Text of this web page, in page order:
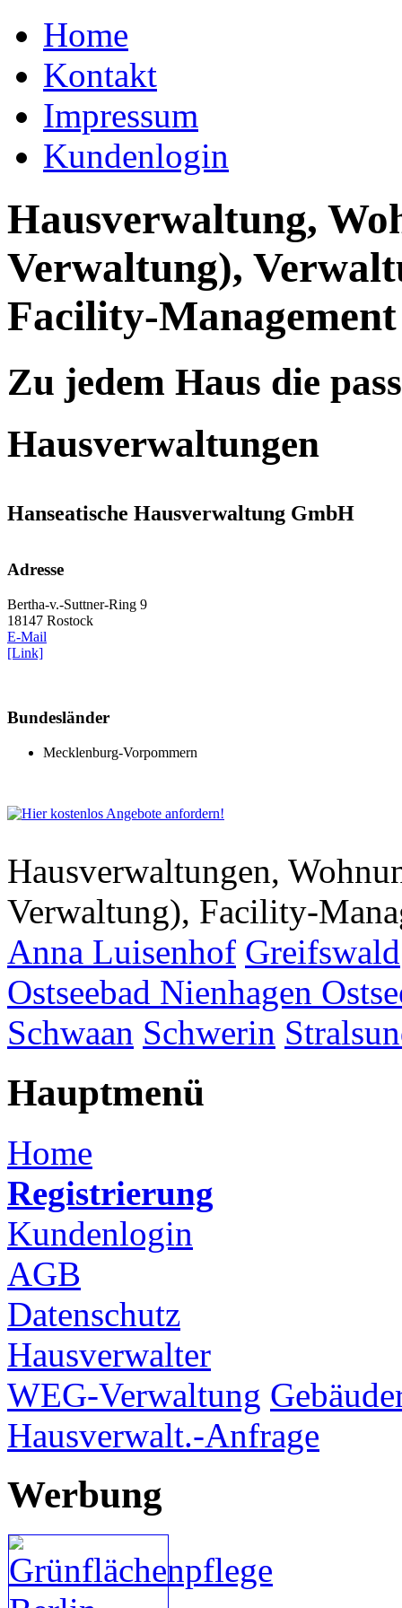
Home
Kontakt
Impressum
Kundenlogin
Hausverwaltung,
Verwaltung),
Facility-Management
Zu jedem Haus die
Hausverwaltungen
Hanseatische Hausverwaltung GmbH
Adresse
Bertha-v.-Suttner-Ring 9
18147 Rostock
E-Mail
[Link]
Bundesländer
Mecklenburg-Vorpommern
Hausverwaltungen,
Verwaltung), Facility-
Anna Luisenhof Greifswald
Ostseebad Nienhagen
Schwaan Schwerin
Hauptmenü
Home
Registrierung
Kundenlogin
AGB
Datenschutz
Hausverwalter
WEG-Verwaltung
Hausverwalt.-Anfrage
Werbung